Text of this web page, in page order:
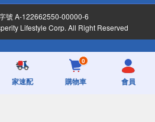
號 A-122662550-00000-6
Lifestyle Corp. All Right Reserved
家速配
0
購物車 會員